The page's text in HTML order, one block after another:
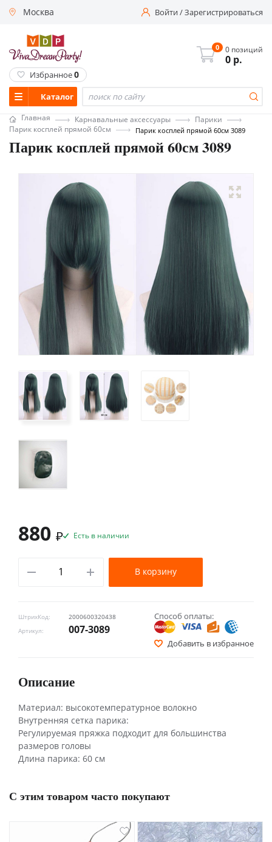
Москва Войти/Зарегистрироваться
Каталог
0 0 позиций
0 р.
Избранное0
Главная Карнавальные аксессуары
Парики
Парик косплей прямой 60см
Парик косплей прямой 60см 3089
Парик косплей прямой 60см 3089
ШтрихКод:
2000600320438
Артикул:
007-3089
Способ оплаты:
Добавить в избранное
880 ₽ Есть в наличии
В корзину
Описание
Материал: высокотемпературное волокно
Внутренняя сетка парика:
Регулируемая пряжка подходит для большинства
размеров головы
Длина парика: 60 см
С этим товаром часто покупают